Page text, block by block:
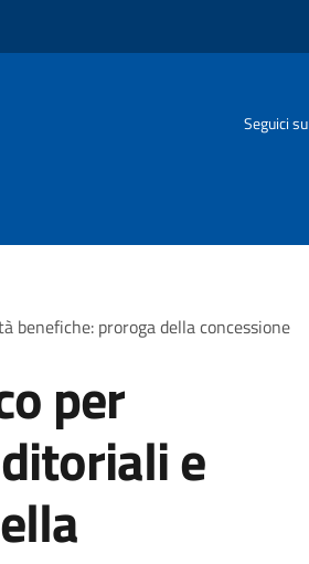
Seguici su
proroga della concessione
per
e